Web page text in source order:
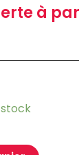
à
stock